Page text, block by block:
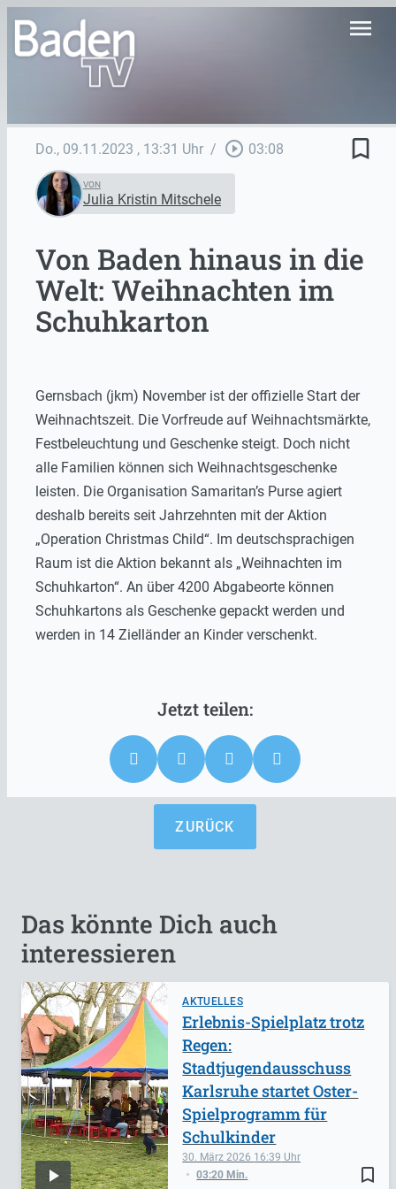
menu
Do., 09.11.2023 , 13:31 Uhr / play_circle_outline 03:08 bookmark_border
VON
Julia Kristin Mitschele
Von Baden hinaus in die
Welt: Weihnachten im
Schuhkarton
Gernsbach (jkm) November ist der offizielle Start der
Weihnachtszeit. Die Vorfreude auf Weihnachtsmärkte,
Festbeleuchtung und Geschenke steigt. Doch nicht
alle Familien können sich Weihnachtsgeschenke
leisten. Die Organisation Samaritan’s Purse agiert
deshalb bereits seit Jahrzehnten mit der Aktion
„Operation Christmas Child“. Im deutschsprachigen
Raum ist die Aktion bekannt als „Weihnachten im
Schuhkarton“. An über 4200 Abgabeorte können
Schuhkartons als Geschenke gepackt werden und
werden in 14 Zielländer an Kinder verschenkt.
ZURÜCK
Das könnte Dich auch
interessieren
AKTUELLES
bookmark_border
30. März 2026 16:39
03:20 Min.
Erlebnis-Spielplatz trotz
Regen:
Stadtjugendausschuss
Karlsruhe startet Oster-
Spielprogramm für
Schulkinder